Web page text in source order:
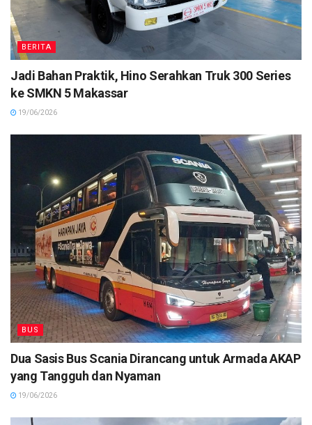
BERITA
Jadi Bahan Praktik, Hino Serahkan Truk 300 Series
ke SMKN 5 Makassar
19/06/2026
BUS
Dua Sasis Bus Scania Dirancang untuk Armada AKAP
yang Tangguh dan Nyaman
19/06/2026